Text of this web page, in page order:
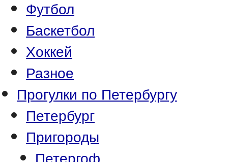
Футбол
Баскетбол
Хоккей
Разное
Прогулки по Петербургу
Петербург
Пригороды
Петергоф